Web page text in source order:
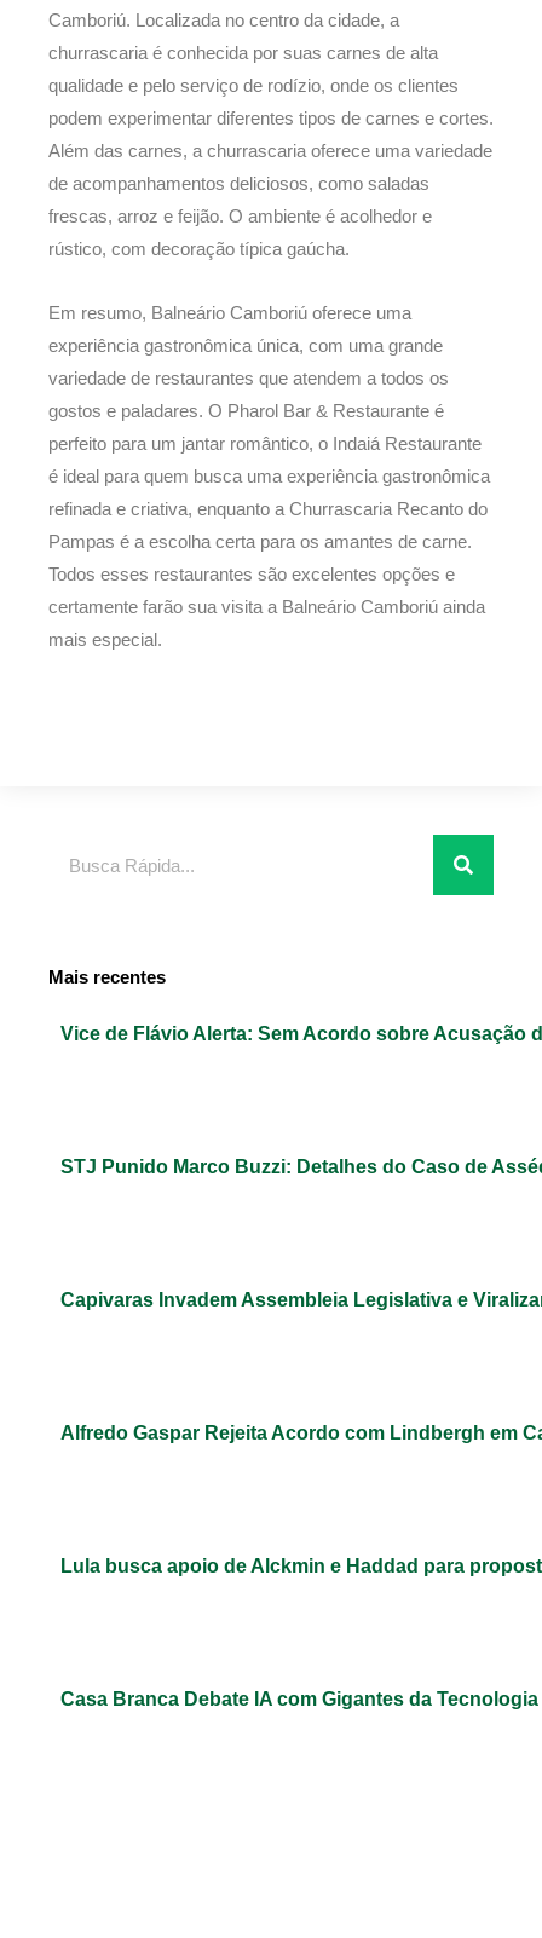
Camboriú. Localizada no centro da cidade, a
churrascaria é conhecida por suas carnes de alta
qualidade e pelo serviço de rodízio, onde os clientes
podem experimentar diferentes tipos de carnes e cortes.
Além das carnes, a churrascaria oferece uma variedade
de acompanhamentos deliciosos, como saladas
frescas, arroz e feijão. O ambiente é acolhedor e
rústico, com decoração típica gaúcha.
Em resumo, Balneário Camboriú oferece uma
experiência gastronômica única, com uma grande
variedade de restaurantes que atendem a todos os
gostos e paladares. O Pharol Bar & Restaurante é
perfeito para um jantar romântico, o Indaiá Restaurante
é ideal para quem busca uma experiência gastronômica
refinada e criativa, enquanto a Churrascaria Recanto do
Pampas é a escolha certa para os amantes de carne.
Todos esses restaurantes são excelentes opções e
certamente farão sua visita a Balneário Camboriú ainda
mais especial.
Mais recentes
Vice de Flávio Alerta: Sem Acordo sobre Acusação
STJ Punido Marco Buzzi: Detalhes do Caso de
Capivaras Invadem Assembleia Legislativa e
Alfredo Gaspar Rejeita Acordo com Lindbergh em
Lula busca apoio de Alckmin e Haddad para
Casa Branca Debate IA com Gigantes da